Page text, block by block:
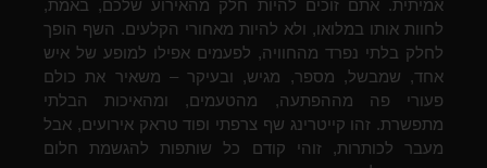
אמיתית. אתם זוכים להיות חלק מהאירוע שלכם, באמת,
לחוות אותו במלואו, ולא להיות מאחורי הקלעים. השף הופך
לחלק בלתי נפרד מהחוויה, לפעמים אפילו למופע של איש
אחד, שמבשל, מספר, מגיש, ובעיקר – משאיר את כולם
פעורי פה מההפתעה, מהטעמים, ומהאיכות הבלתי
מתפשרת. זהו קייטרינג שף צרפתי ופוד טראק אירועים, אבל
מעבר לכותרות, זוהי קודם כל שותפות להגשמת חלום